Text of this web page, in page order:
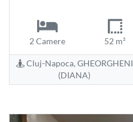
2 Camere 52 m²
Cluj-Napoca, GHEORGHENI
(DIANA)